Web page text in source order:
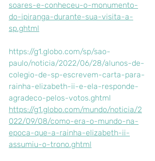
soares-e-conheceu-o-monumento-
do-ipiranga-durante-sua-visita-a-
sp.ghtml
https://g1.globo.com/sp/sao-
paulo/noticia/2022/06/28/alunos-de-
colegio-de-sp-escrevem-carta-para-
rainha-elizabeth-ii-e-ela-responde-
agradeco-pelos-votos.ghtml
https://g1.globo.com/mundo/noticia/2
022/09/08/como-era-o-mundo-na-
epoca-que-a-rainha-elizabeth-ii-
assumiu-o-trono.ghtml